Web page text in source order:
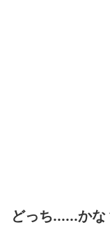
どっち......か